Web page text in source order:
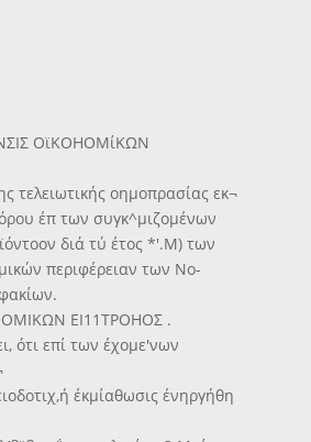
ΟϊΚΟΗΟΜίΚΩΝ
τελειωτικής οημοπρασίας εκ¬
έπ των συγκ^μιζομένων
διά τύ έτος *'.Μ) των
περιφέρειαν των Νο-
ΕΙ11ΤΡΟΗΟΣ .
ότι επί των έχομε'νων
έκμίαθωσις ένηργήθη